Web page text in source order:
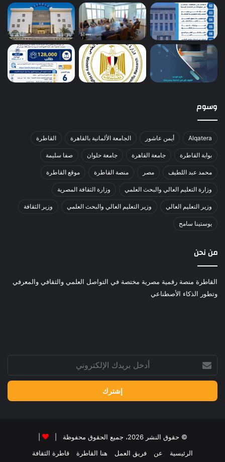
وسوم
Alqatera أيمن عاشور الجامعة الألمانية بالقاهرة القاطرة
بوابة القاطرة جامعة القاهرة جامعة حلوان صفا سليمة
محمد عبد اللطيف مصر منصة القاطرة موقع القاطرة
وزارة التعليم العالي والبحث العلمي وزارة الثقافة المصرية
وزير التعليم العالي وزير التعليم العالي والبحث العلمي وزير الثقافة
يوستينا سامح
من نحن
القاطرة منصة رقمية مصرية مختصة في التواصل العلمي والثقافي والمعرفي
وتطور الذكاء الأصطناعي
بريدك
الإلكتروني
© حقوق النشر 2026، جميع الحقوق محفوظة |
الرئيسية
عن فريق العمل هنا القاطرة قاطرة الثقافة